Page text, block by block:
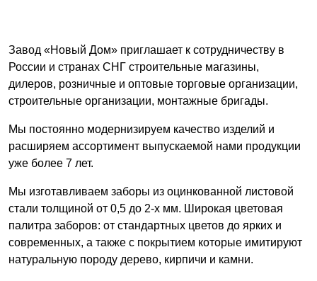
Завод «Новый Дом» приглашает к сотрудничеству в
России и странах СНГ строительные магазины,
дилеров, розничные и оптовые торговые организации,
строительные организации, монтажные бригады.
Мы постоянно модернизируем качество изделий и
расширяем ассортимент выпускаемой нами продукции
уже более 7 лет.
Мы изготавливаем заборы из оцинкованной листовой
стали толщиной от 0,5 до 2-х мм. Широкая цветовая
палитра заборов: от стандартных цветов до ярких и
современных, а также с покрытием которые имитируют
натуральную породу дерево, кирпичи и камни.